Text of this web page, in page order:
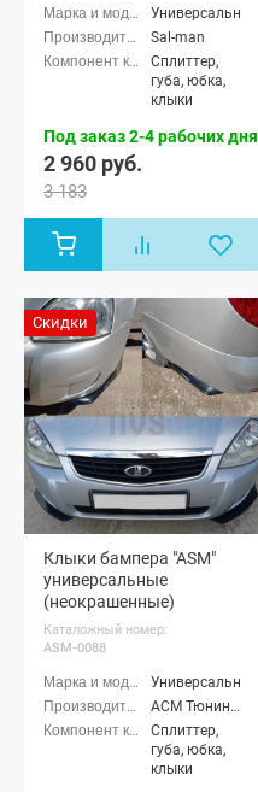
Универсальные
Sal-man
Сплиттер,
губа, юбка,
клыки
Под заказ 2-4 рабочих дня
2 960 руб.
3 183
Скидки
Клыки бампера "ASM"
универсальные
(неокрашенные)
Каталожный номер:
ASM-0088
Универсальные
АСМ Тюнинг (ASM tuning)
Сплиттер,
губа, юбка,
клыки